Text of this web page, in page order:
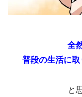
全
普段の生活に
と